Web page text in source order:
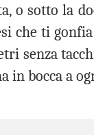
o sotto la
che ti
senza
in bocca a